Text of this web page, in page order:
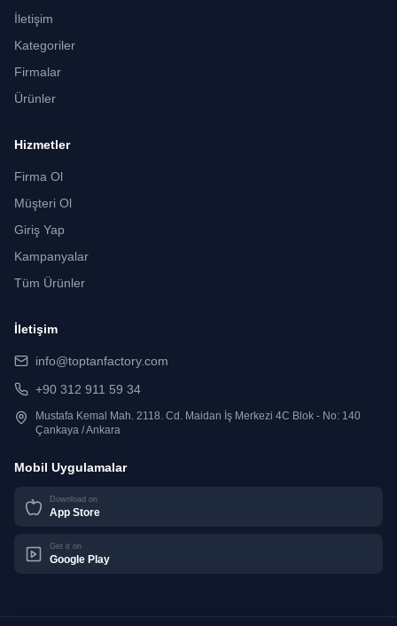
İletişim
Kategoriler
Firmalar
Ürünler
Hizmetler
Firma Ol
Müşteri Ol
Giriş Yap
Kampanyalar
Tüm Ürünler
İletişim
info@toptanfactory.com
+90 312 911 59 34
Mustafa Kemal Mah. 2118. Cd. Maidan İş Merkezi 4C Blok - No: 140
Çankaya / Ankara
Mobil Uygulamalar
Download on
App Store
Get it on
Google Play